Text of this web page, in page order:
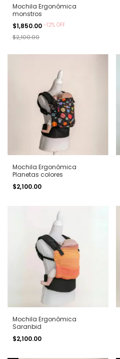
Mochila Ergonómica
monstros
$1,850.00 -12% OFF
$2,100.00
Mochila Ergonómica
Planetas colores
$2,100.00
Mochila Ergonómica
Saranbid
$2,100.00